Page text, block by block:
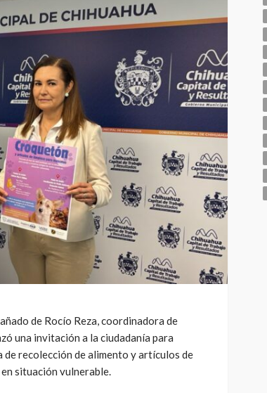
de Rocío Reza, coordinadora de
una invitación a la ciudadanía para
de recolección de alimento y artículos de
situación vulnerable.